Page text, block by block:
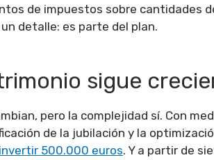
de impuestos sobre cantidades
detalle: es parte del plan.
sigue
pero la complejidad sí. Con
de la jubilación y la
500.000 euros. Y a partir de